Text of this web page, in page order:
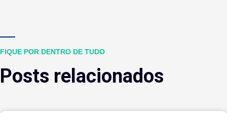
FIQUE POR DENTRO DE TUDO
Posts relacionados